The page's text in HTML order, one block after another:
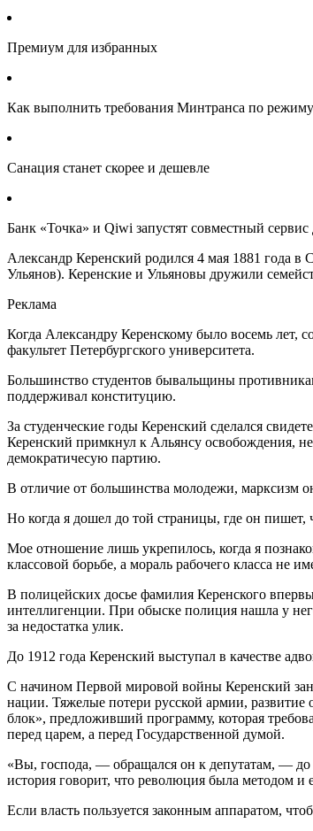
Премиум для избранных
Как выполнить требования Минтранса по
Санация станет скорее и дешевле
Банк «Точка» и Qiwi запустят совместный сервис
Александр Керенский родился 4 мая 1881 года
Ульянов). Керенские и Ульяновы дружили
Реклама
Когда Александру Керенскому было восемь лет,
факультет Петербургского университета.
Большинство студентов бывальщины
поддерживал конституцию.
За студенческие годы Керенский сделался
Керенский примкнул к Альянсу освобождения,
демократичесую партию.
В отличие от большинства молодежи, марксизм
Но когда я дошел до той страницы, где он пишет,
Мое отношение лишь укрепилось, когда я
классовой борьбе, а мораль рабочего класса не
В полицейских досье фамилия Керенского
интеллигенции. При обыске полиция нашла у
за недостатка улик.
До 1912 года Керенский выступал в качестве
С начином Первой мировой войны Керенский
нации. Тяжелые потери русской армии,
блок», предложивший программу, которая
перед царем, а перед Государственной думой.
«Вы, господа, — обращался он к депутатам, — до
история говорит, что революция была методом и
Если власть пользуется законным аппаратом,